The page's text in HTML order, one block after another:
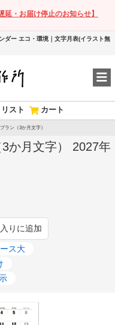
延・お届け停止のお知らせ】
ダー エコ・環境｜文字月表(イラスト無
スト カート
ラン（3か月文字）
か月文字） 2027年
りに追加
ス大